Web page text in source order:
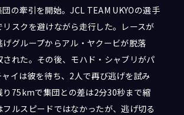
団の牽引を開始。JCL TEAM UKYOの選手
リスクを避けながら走行した。レースが
グループからアル・ヤクービが脱落
された。その後、モハド・シャブリがパ
ャイは彼を待ち、2人で再び逃げを試み
り75kmで集団との差は2分30秒まで縮
ルスピードではなかったが、逃げ切る